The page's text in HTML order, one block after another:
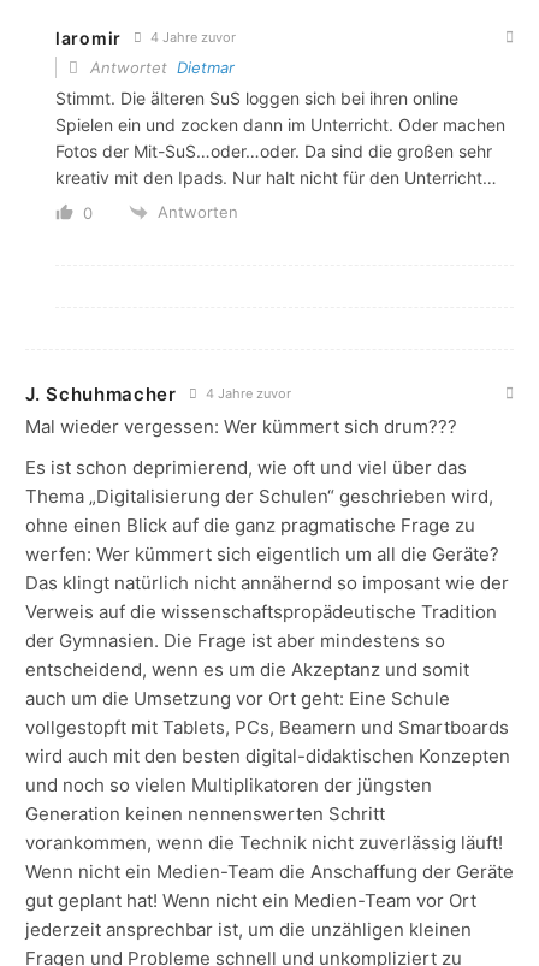
laromir 4 Jahre zuvor
Antwortet Dietmar
Stimmt. Die älteren SuS loggen sich bei ihren online
Spielen ein und zocken dann im Unterricht. Oder machen
Fotos der Mit-SuS…oder…oder. Da sind die großen sehr
kreativ mit den Ipads. Nur halt nicht für den Unterricht…
0 Antworten
J. Schuhmacher 4 Jahre zuvor
Mal wieder vergessen: Wer kümmert sich drum???
Es ist schon deprimierend, wie oft und viel über das
Thema „Digitalisierung der Schulen“ geschrieben wird,
ohne einen Blick auf die ganz pragmatische Frage zu
werfen: Wer kümmert sich eigentlich um all die Geräte?
Das klingt natürlich nicht annähernd so imposant wie der
Verweis auf die wissenschaftspropädeutische Tradition
der Gymnasien. Die Frage ist aber mindestens so
entscheidend, wenn es um die Akzeptanz und somit
auch um die Umsetzung vor Ort geht: Eine Schule
vollgestopft mit Tablets, PCs, Beamern und Smartboards
wird auch mit den besten digital-didaktischen Konzepten
und noch so vielen Multiplikatoren der jüngsten
Generation keinen nennenswerten Schritt
vorankommen, wenn die Technik nicht zuverlässig läuft!
Wenn nicht ein Medien-Team die Anschaffung der Geräte
gut geplant hat! Wenn nicht ein Medien-Team vor Ort
jederzeit ansprechbar ist, um die unzähligen kleinen
Fragen und Probleme schnell und unkompliziert zu